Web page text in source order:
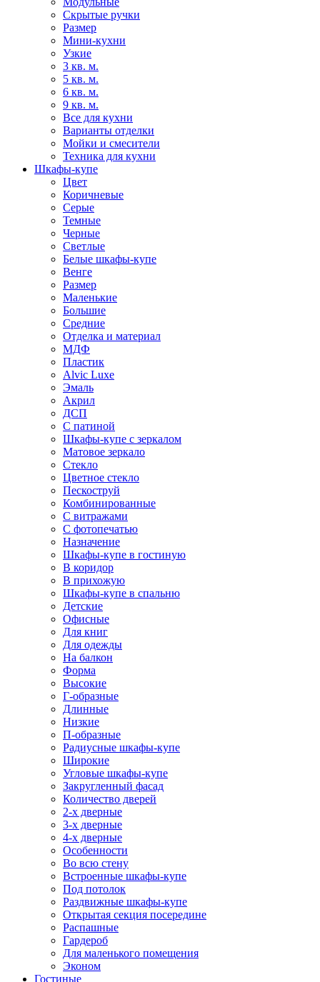
Скрытые ручки
Размер
Мини-кухни
Узкие
3 кв. м.
5 кв. м.
6 кв. м.
9 кв. м.
Все для кухни
Варианты отделки
Мойки и смесители
Техника для кухни
Шкафы-купе
Цвет
Коричневые
Серые
Темные
Черные
Светлые
Белые шкафы-купе
Венге
Размер
Маленькие
Большие
Средние
Отделка и материал
МДФ
Пластик
Alvic Luxe
Эмаль
Акрил
ДСП
С патиной
Шкафы-купе с зеркалом
Матовое зеркало
Стекло
Цветное стекло
Пескоструй
Комбинированные
С витражами
С фотопечатью
Назначение
Шкафы-купе в гостиную
В коридор
В прихожую
Шкафы-купе в спальню
Детские
Офисные
Для книг
Для одежды
На балкон
Форма
Высокие
Г-образные
Длинные
Низкие
П-образные
Радиусные шкафы-купе
Широкие
Угловые шкафы-купе
Закругленный фасад
Количество дверей
2-х дверные
3-х дверные
4-х дверные
Особенности
Во всю стену
Встроенные шкафы-купе
Под потолок
Раздвижные шкафы-купе
Открытая секция посередине
Распашные
Гардероб
Для маленького помещения
Эконом
Гостиные